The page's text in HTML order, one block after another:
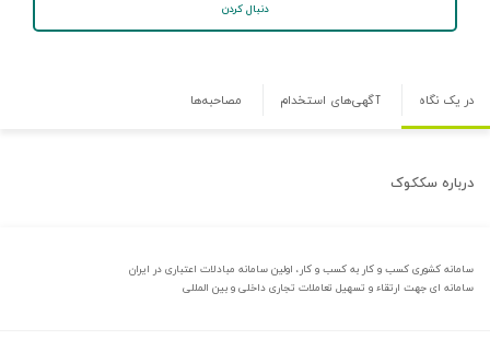
دنبال کردن
در یک نگاه آگهی‌های استخدام مصاحبه‌ها
درباره سککوک
سامانه کشوری کسب و کار به کسب و کار، اولین سامانه مبادلات اعتباری در ایران
سامانه ای جهت ارتقاء و تسهیل تعاملات تجاری داخلی و بین المللی